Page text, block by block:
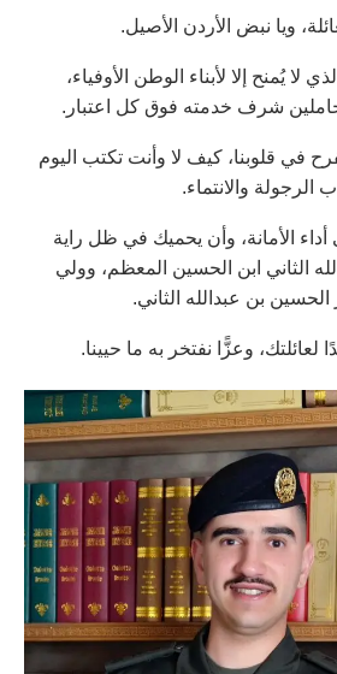
ويا نبض الأردن الأصيل.
لا يُمنح إلا لأبناء الوطن الأوفياء،
شرف خدمته فوق كل اعتبار.
في قلوبنا، كيف لا وأنت تكتب اليوم
والانتماء.
أداء الأمانة، وأن يحميك في ظل راية
الثاني ابن الحسين المعظم، وولي
بن عبدالله الثاني.
وعزًّا نفتخر به ما حيينا.